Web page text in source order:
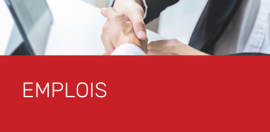
EMPLOIS